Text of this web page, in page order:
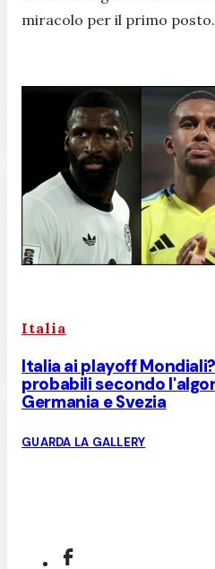
miracolo per il primo posto.
Italia
Italia ai playoff
probabili secondo
Germania e Svezia
GUARDA LA GALLERY